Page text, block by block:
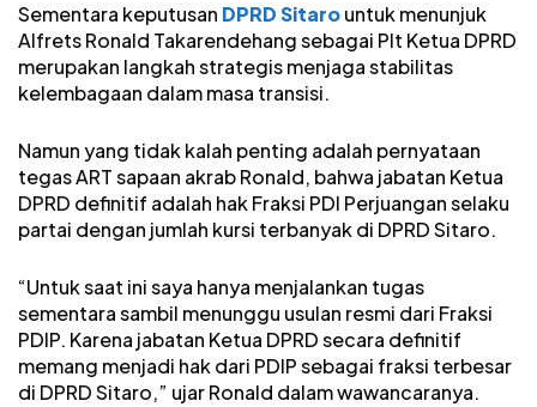
Sementara keputusan DPRD Sitarountuk menunjuk
Alfrets Ronald Takarendehang sebagai Plt Ketua DPRD
merupakan langkah strategis menjaga stabilitas
kelembagaan dalam masa transisi.
Namun yang tidak kalah penting adalah pernyataan
tegas ART sapaan akrab Ronald, bahwa jabatan Ketua
DPRD definitif adalah hak Fraksi PDI Perjuangan selaku
partai dengan jumlah kursi terbanyak di DPRD Sitaro.
“Untuk saat ini saya hanya menjalankan tugas
sementara sambil menunggu usulan resmi dari Fraksi
PDIP. Karena jabatan Ketua DPRD secara definitif
memang menjadi hak dari PDIP sebagai fraksi terbesar
di DPRD Sitaro,” ujar Ronald dalam wawancaranya.